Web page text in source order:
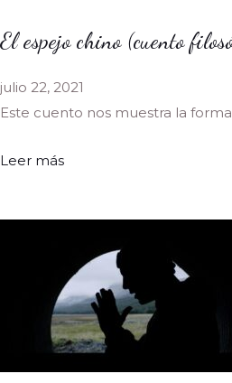
El espejo chino (cuento
julio 22, 2021
Este cuento nos muestra la
Leer más